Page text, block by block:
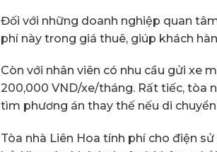
Đối với những doanh nghiệp quan
phí này trong giá thuê, giúp khách
Còn với nhân viên có nhu cầu gửi xe
200,000 VND/xe/tháng. Rất tiếc, tòa
tìm phương án thay thế nếu di
Tòa nhà Liên Hoa tính phí cho điện